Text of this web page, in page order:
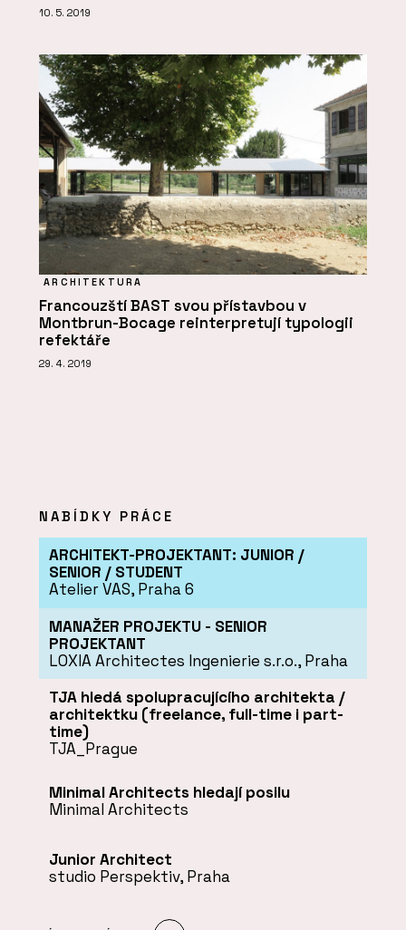
10. 5. 2019
ARCHITEKTURA
Francouzští BAST svou přístavbou v
Montbrun-Bocage reinterpretují typologii
refektáře
29. 4. 2019
NABÍDKY PRÁCE
ARCHITEKT-PROJEKTANT: JUNIOR /
SENIOR / STUDENT
Atelier VAS, Praha 6
MANAŽER PROJEKTU - SENIOR
PROJEKTANT
LOXIA Architectes Ingenierie s.r.o., Praha
TJA hledá spolupracujícího architekta /
architektku (freelance, full-time i part-
time)
TJA_Prague
Minimal Architects hledají posilu
Minimal Architects
Junior Architect
studio Perspektiv, Praha